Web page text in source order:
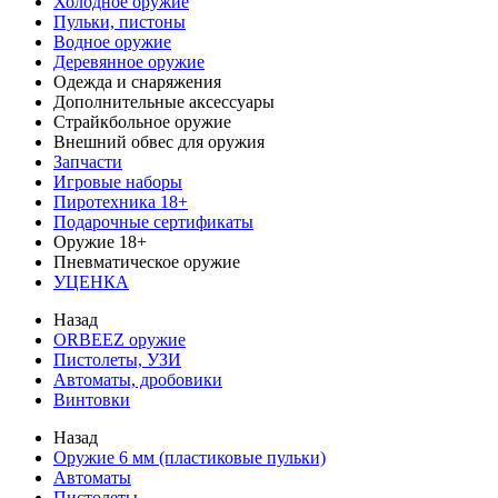
Пульки, пистоны
Водное оружие
Деревянное оружие
Одежда и снаряжения
Дополнительные аксессуары
Страйкбольное оружие
Внешний обвес для оружия
Запчасти
Игровые наборы
Пиротехника 18+
Подарочные сертификаты
Оружие 18+
Пневматическое оружие
УЦЕНКА
Назад
ORBEEZ оружие
Пистолеты, УЗИ
Автоматы, дробовики
Винтовки
Назад
Оружие 6 мм (пластиковые пульки)
Автоматы